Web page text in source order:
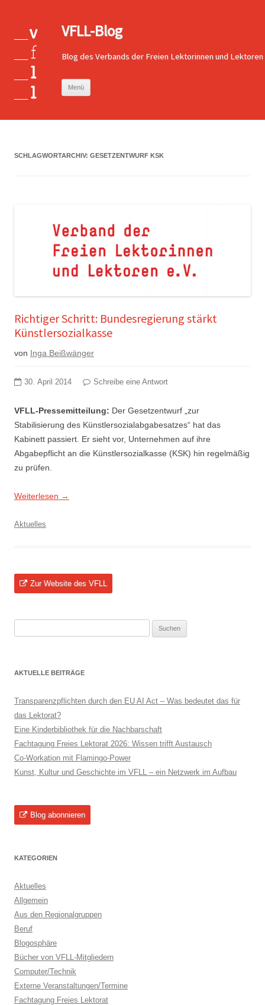
VFLL-Blog
Blog des Verbands der Freien Lektorinnen und Lektoren
Menü
SCHLAGWORTARCHIV: GESETZENTWURF KSK
Richtiger Schritt: Bundesregierung stärkt
Künstlersozialkasse
von Inga Beißwänger
30. April 2014 Schreibe eine Antwort
VFLL-Pressemitteilung: Der Gesetzentwurf „zur
Stabilisierung des Künstlersozialabgabesatzes“ hat das
Kabinett passiert. Er sieht vor, Unternehmen auf ihre
Abgabepflicht an die Künstlersozialkasse (KSK) hin regelmäßig
zu prüfen.
Weiterlesen →
Aktuelles
Zur Website des VFLL
AKTUELLE BEITRÄGE
Transparenzpflichten durch den EU AI Act – Was bedeutet das für
das Lektorat?
Eine Kinderbibliothek für die Nachbarschaft
Fachtagung Freies Lektorat 2026: Wissen trifft Austausch
Co-Workation mit Flamingo-Power
Kunst, Kultur und Geschichte im VFLL – ein Netzwerk im Aufbau
Blog abonnieren
KATEGORIEN
Aktuelles
Allgemein
Aus den Regionalgruppen
Beruf
Blogosphäre
Bücher von VFLL-Mitgliedern
Computer/Technik
Externe Veranstaltungen/Termine
Fachtagung Freies Lektorat